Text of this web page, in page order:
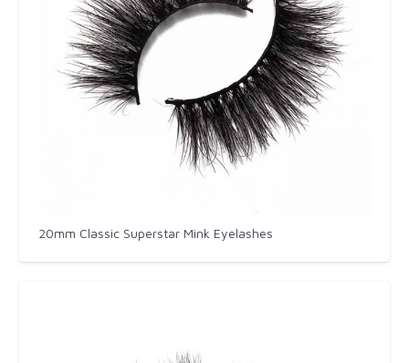
20mm Classic Superstar Mink Eyelashes